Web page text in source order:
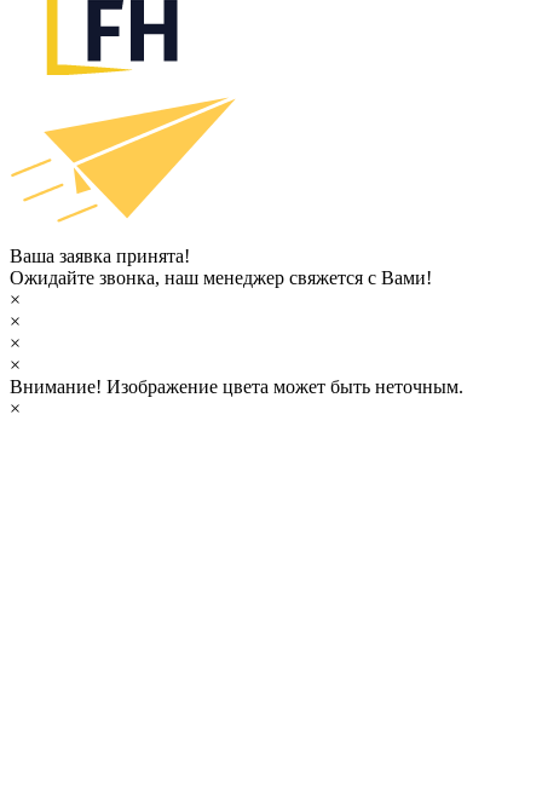
Ваша заявка принята!
Ожидайте звонка, наш менеджер свяжется с Вами!
×
×
×
×
Внимание! Изображение цвета может быть неточным.
×